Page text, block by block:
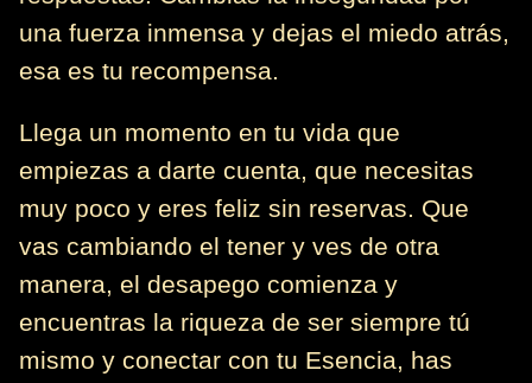
una fuerza inmensa y dejas el miedo atrás,
esa es tu recompensa.
Llega un momento en tu vida que
empiezas a darte cuenta, que necesitas
muy poco y eres feliz sin reservas. Que
vas cambiando el tener y ves de otra
manera, el desapego comienza y
encuentras la riqueza de ser siempre tú
mismo y conectar con tu Esencia, has